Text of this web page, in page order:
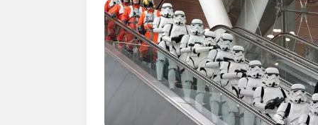
Ada beberapa makanan alami yang
kacang-kacangan yang bisa dikonsumsi
Baca juga:Enak dan Segar, 10